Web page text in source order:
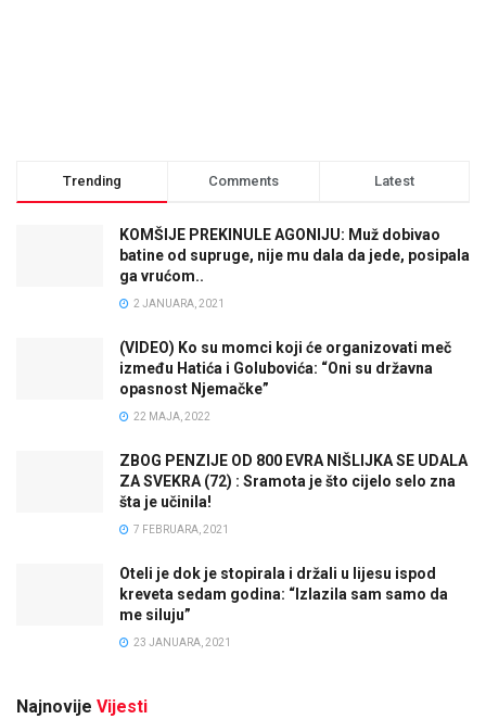
Trending Comments Latest
KOMŠIJE PREKINULE AGONIJU: Muž dobivao
batine od supruge, nije mu dala da jede, posipala
ga vrućom..
2 JANUARA, 2021
(VIDEO) Ko su momci koji će organizovati meč
između Hatića i Golubovića: “Oni su državna
opasnost Njemačke”
22 MAJA, 2022
ZBOG PENZIJE OD 800 EVRA NIŠLIJKA SE UDALA
ZA SVEKRA (72) : Sramota je što cijelo selo zna
šta je učinila!
7 FEBRUARA, 2021
Oteli je dok je stopirala i držali u lijesu ispod
kreveta sedam godina: “Izlazila sam samo da
me siluju”
23 JANUARA, 2021
Najnovije Vijesti